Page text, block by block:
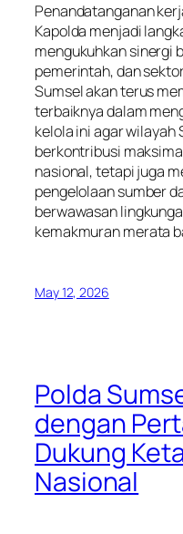
Penandatanganan
Kapolda menjadi
mengukuhkan sinergi
pemerintah, dan
Sumsel akan terus
terbaiknya dalam
kelola ini agar wilayah
berkontribusi
nasional, tetapi juga
pengelolaan sumber
berwawasan
kemakmuran merata
May 12, 2026
Polda
dengan
Dukung
Nasional